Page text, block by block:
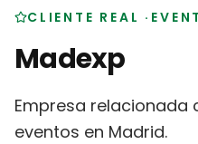
CLIENTE REAL ·
Madexp
Empresa relacionada
eventos en Madrid.